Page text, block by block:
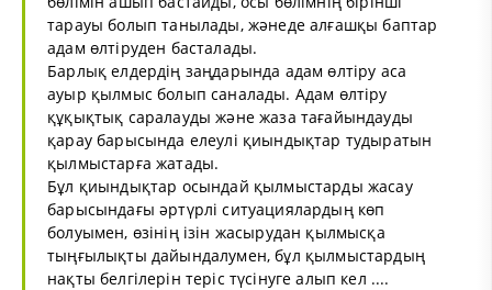
тарауы болып танылады, жәнеде алғашқы баптар
адам өлтіруден басталады.
Барлық елдердің заңдарында адам өлтіру аса
ауыр қылмыс болып саналады. Адам өлтіру
құқықтық саралауды және жаза тағайындауды
қарау барысында елеулі қиындықтар тудыратын
қылмыстарға жатады.
Бұл қиындықтар осындай қылмыстарды жасау
барысындағы әртүрлі ситуациялардың көп
болуымен, өзінің ізін жасырудан қылмысқа
тыңғылықты дайындалумен, бұл қылмыстардың
нақты белгілерін теріс түсінуге алып кел ....